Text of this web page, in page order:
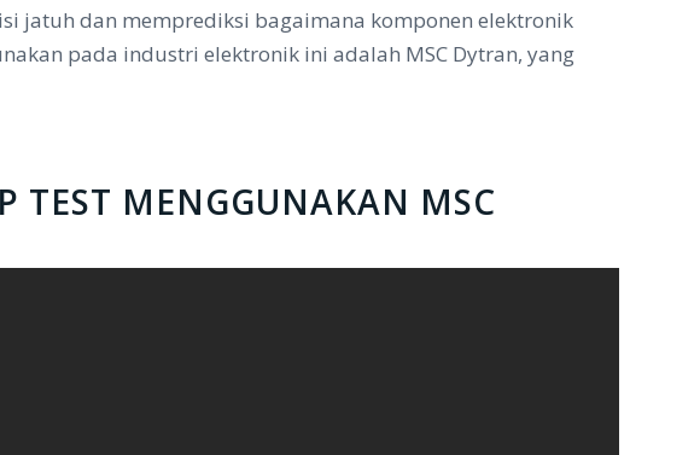
jatuh dan memprediksi bagaimana komponen elektronik
pada industri elektronik ini adalah MSC Dytran, yang
TEST MENGGUNAKAN MSC